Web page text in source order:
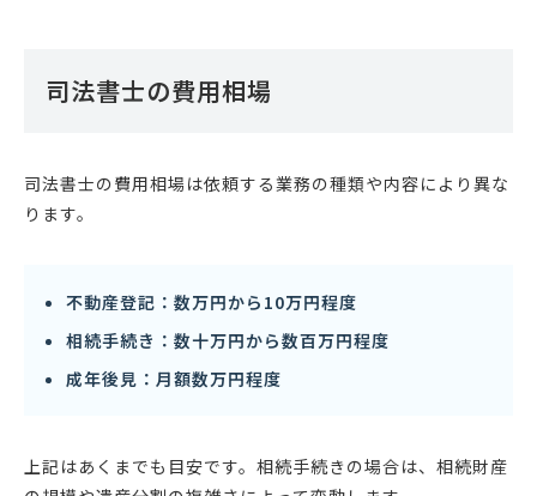
司法書士の費用相場
司法書士の費用相場は依頼する業務の種類や内容により異な
ります。
不動産登記：数万円から10万円程度
相続手続き：数十万円から数百万円程度
成年後見：月額数万円程度
上記はあくまでも目安です。相続手続きの場合は、相続財産